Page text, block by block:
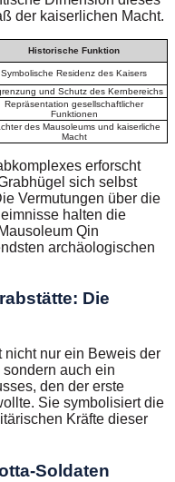
der kaiserlichen Macht.
Historische Funktion
Symbolische Residenz des Kaisers
und Schutz des Kernbereichs
Repräsentation gesellschaftlicher
Funktionen
des Mausoleums und kaiserliche
Macht
erforscht
sich selbst
Vermutungen über die
halten die
Qin
archäologischen
Die
nicht nur ein Beweis der
auch ein
den der erste
Sie symbolisiert die
Kräfte dieser
Soldaten